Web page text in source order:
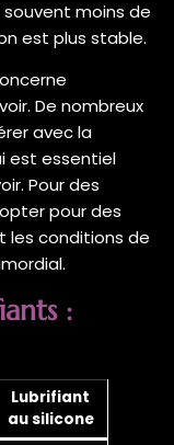
moins de
est plus stable.
De nombreux
avec la
est essentiel
Pour des
pour des
les conditions de
:
Lubrifiant
au silicone